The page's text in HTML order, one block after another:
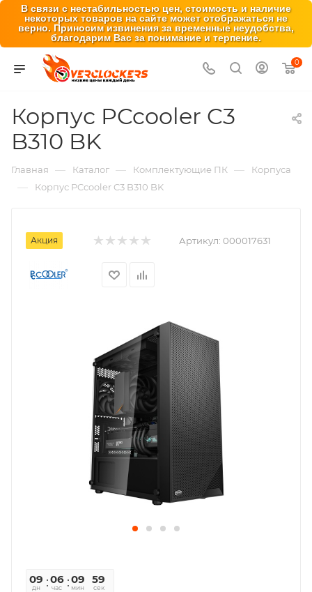
В связи с нестабильностью цен, стоимость и наличие
некоторых товаров на сайте может отображаться не
верно. Приносим извинения за временные неудобства,
благодарим Вас за понимание и терпение.
0
Корпус PCcooler C3
B310 BK
Главная — Каталог — Комплектующие ПК — Корпуса
— Корпус PCcooler C3 B310 BK
Акция Артикул: 000017631
09
дн
06
час
09
мин
58
сек